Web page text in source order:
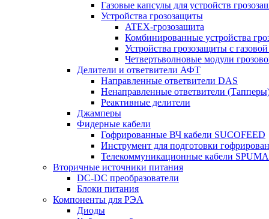
Газовые капсулы для устройств
Устройства грозозащиты
ATEX-грозозащита
Комбинированные устройства
Устройства грозозащиты с
Четвертьволновые модули
Делители и ответвители АФТ
Направленные ответвители DAS
Ненаправленные ответвители
Реактивные делители
Джамперы
Фидерные кабели
Гофрированные ВЧ кабели SUCOFEED
Инструмент для подготовки
Телекоммуникационные кабели SPUMA
Вторичные источники питания
DC-DC преобразователи
Блоки питания
Компоненты для РЭА
Диоды